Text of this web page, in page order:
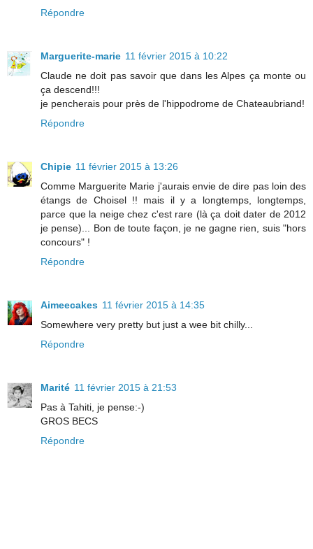
Répondre
Marguerite-marie 11 février 2015 à 10:22
Claude ne doit pas savoir que dans les Alpes ça monte ou
ça descend!!!
je pencherais pour près de l'hippodrome de Chateaubriand!
Répondre
Chipie 11 février 2015 à 13:26
Comme Marguerite Marie j'aurais envie de dire pas loin des
étangs de Choisel !! mais il y a longtemps, longtemps,
parce que la neige chez c'est rare (là ça doit dater de 2012
je pense)... Bon de toute façon, je ne gagne rien, suis "hors
concours" !
Répondre
Aimeecakes 11 février 2015 à 14:35
Somewhere very pretty but just a wee bit chilly...
Répondre
Marité 11 février 2015 à 21:53
Pas à Tahiti, je pense:-)
GROS BECS
Répondre